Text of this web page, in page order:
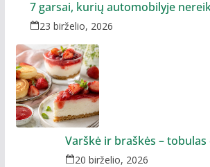
7 garsai, kurių automobilyje
23 birželio, 2026
Varškė ir braškės – tobulas
20 birželio, 2026